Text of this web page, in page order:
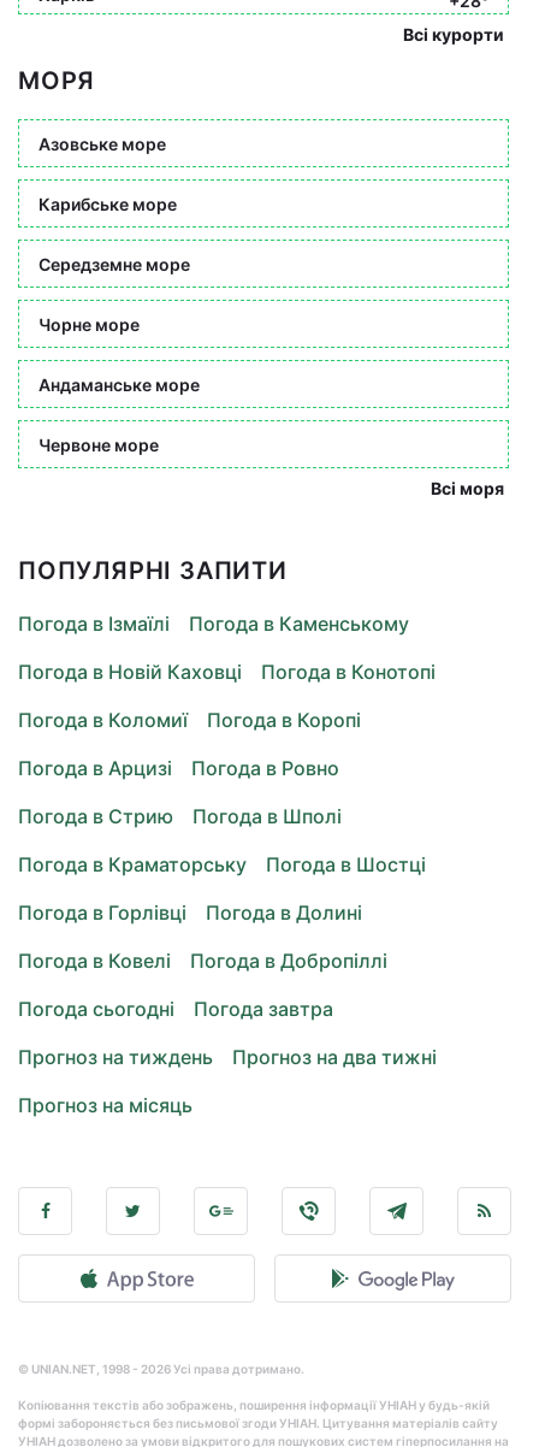
Всі курорти
МОРЯ
Азовське море
Карибське море
Середземне море
Чорне море
Андаманське море
Червоне море
Всі моря
ПОПУЛЯРНІ ЗАПИТИ
Погода в Ізмаїлі
Погода в Каменському
Погода в Новій Каховці
Погода в Конотопі
Погода в Коломиї
Погода в Коропі
Погода в Арцизі
Погода в Ровно
Погода в Стрию
Погода в Шполі
Погода в Краматорську
Погода в Шостці
Погода в Горлівці
Погода в Долині
Погода в Ковелі
Погода в Добропіллі
Погода сьогодні
Погода завтра
Прогноз на тиждень
Прогноз на два тижні
Прогноз на місяць
© UNIAN.NET, 1998 - 2026 Усі права дотримано.
Копіювання текстів або зображень, поширення інформації УНІАН у будь-якій
формі забороняється без письмової згоди УНІАН. Цитування матеріалів сайту
УНІАН дозволено за умови відкритого для пошукових систем гіперпосилання на